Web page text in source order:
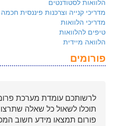
הלוואות לסטודנטים
מדריכי קנייה וצרכנות פיננסית חכמה
מדריכי הלוואות
טיפים להלוואות
הלוואה מיידית
פורומים
לרשותכם עומדת מערכת
תוכלו לשאול כל שאלה
פורום תמצאו מידע חשוב